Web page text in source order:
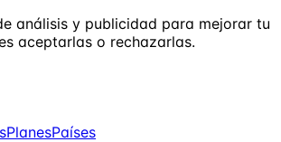
análisis y publicidad para mejorar tu
aceptarlas o rechazarlas.
PlanesPaíses